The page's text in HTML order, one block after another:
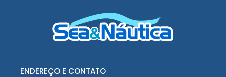
ENDEREÇO E CONTATO